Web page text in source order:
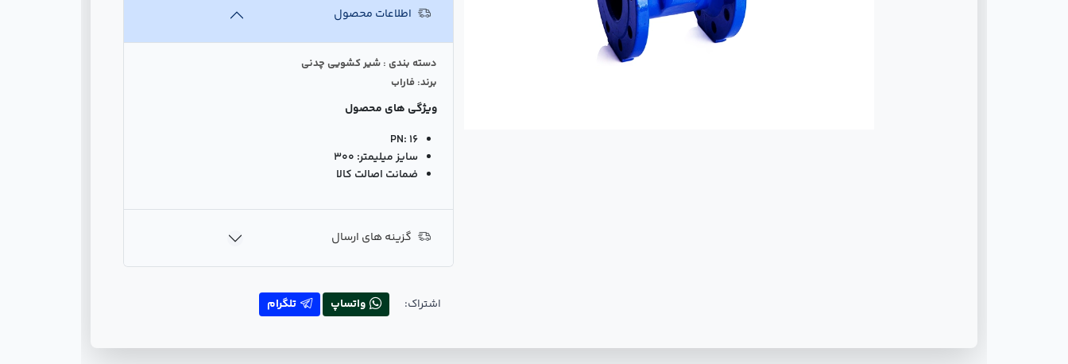
اطلاعات محصول
دسته بندی : شیر کشویی چدنی
برند: فاراب
ویژگی های محصول
PN: 16
سایز میلیمتر: 300
ضمانت اصالت کالا
گزینه های ارسال
اشتراک: واتساپ تلگرام